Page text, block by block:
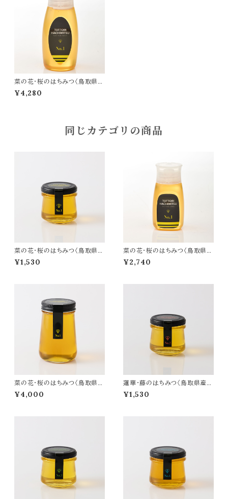
菜の花・桜のはちみつ〈鳥取県産
生はちみつ〉500g
¥4,280
同じカテゴリの商品
菜の花・桜のはちみつ〈鳥取県産
生はちみつ〉170g
¥1,530
菜の花・桜のはちみつ〈鳥取県産
生はちみつ〉300g
¥2,740
菜の花・桜のはちみつ〈鳥取県産
生はちみつ〉480g
¥4,000
蓮華・藤のはちみつ〈鳥取県産
生はちみつ〉170g
¥1,530